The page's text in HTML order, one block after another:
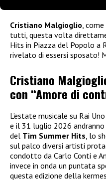
Cristiano Malgioglio ,
tutti, questa volta
Hits in Piazza del Popolo a
rivelato di essersi sposato!
Cristiano
con “Amore di
L’estate musicale su Rai
e il 31 luglio 2026
del Tim Summer Hits, lo
sul palco diversi artisti
condotto da Carlo Conti e
invece in onda un puntata
questa edizione della